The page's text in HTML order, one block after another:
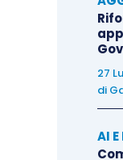
27
di
AI